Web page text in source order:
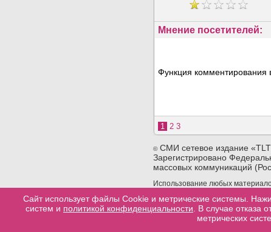
Мнение посетителей:
Функция комментирования
1 2 3
©СМИ сетевое издание
Зарегистрировано
массовых коммуникаций
Использование любых
конкретную страницу сайта, с
материала.
Разработка сайтов в тольятти web-
Сайт использует файлы Cookie и метрические системы.
систем и политикой конфиденциальности . В случае
метрических